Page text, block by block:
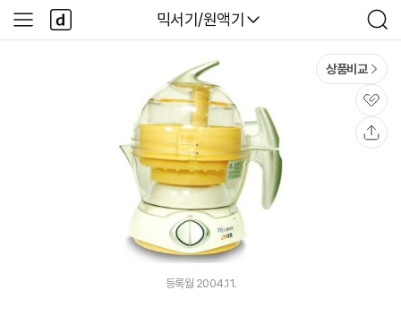
다나와
믹서기/원액기
검
색
사
이
다
나
와
상품비교
관
심
등록월 2004.11.